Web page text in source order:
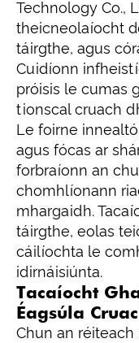
Technology Co.,
theicneolaíocht
táirgthe, agus
Cuidíonn
próisis le cumas
tionscal cruach
Le foirne
agus fócas ar
forbraíonn an
chomhlíonann
mhargaidh.
táirgthe, eolas
cáilíochta le
idirnáisiúnta.
Tacaíocht
Éagsúla
Chun an